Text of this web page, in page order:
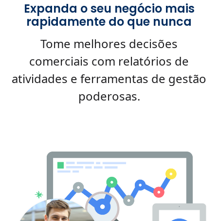
Expanda o seu negócio mais
rapidamente do que nunca
Tome melhores decisões
comerciais com relatórios de
atividades e ferramentas de gestão
poderosas.